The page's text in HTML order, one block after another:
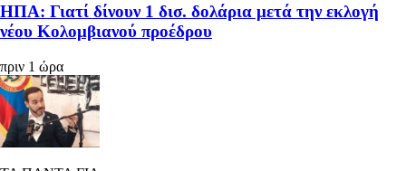
ΗΠΑ: Γιατί δίνουν 1 δισ. δολάρια μετά την εκλογή
νέου Κολομβιανού προέδρου
πριν 1 ώρα